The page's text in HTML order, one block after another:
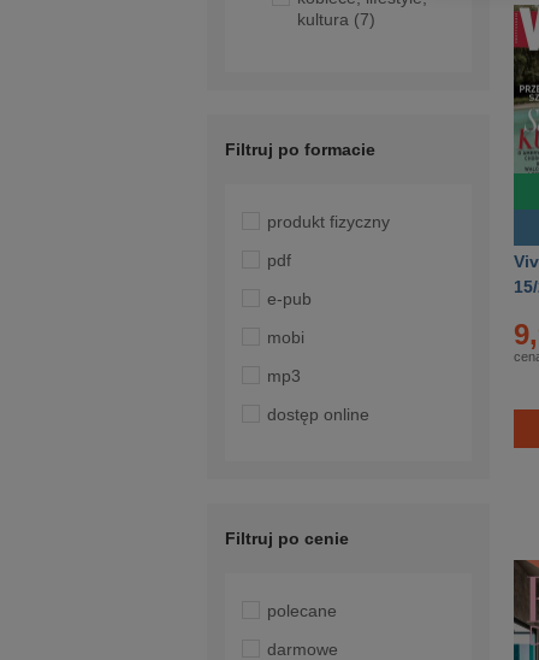
kultura (7)
Filtruj po formacie
produkt fizyczny
pdf
e-pub
mobi
mp3
dostęp online
Filtruj po cenie
polecane
darmowe